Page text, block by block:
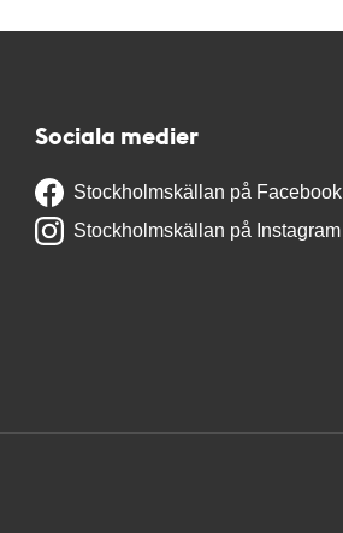
Sociala medier
Stockholmskällan på Facebook
Stockholmskällan på Instagram